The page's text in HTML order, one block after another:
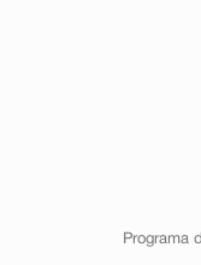
Programa